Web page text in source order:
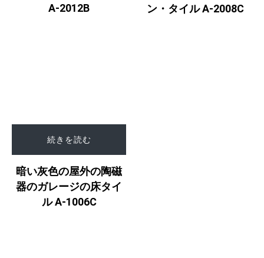
A-2012B
ン・タイル A-2008C
続きを読む
暗い灰色の屋外の陶磁
器のガレージの床タイ
ル A-1006C